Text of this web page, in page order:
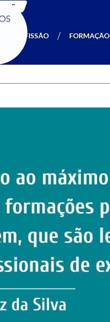
SIGOE
PROFISSÃO FORMAÇÃO